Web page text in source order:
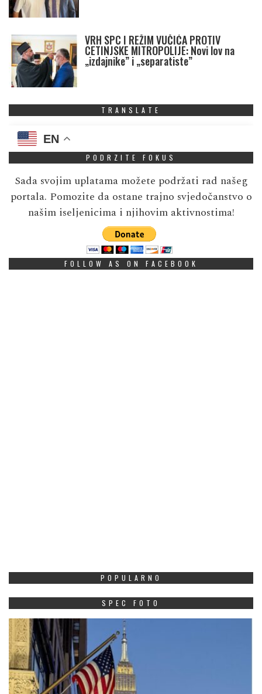
VRH SPC I REŽIM VUČIĆA PROTIV
CETINJSKE MITROPOLIJE: Novi lov na
„izdajnike” i „separatiste”
TRANSLATE
EN
PODRZITE FOKUS
Sada svojim uplatama možete podržati rad našeg
portala. Pomozite da ostane trajno svjedočanstvo o
našim iseljenicima i njihovim aktivnostima!
FOLLOW AS ON FACEBOOK
POPULARNO
SPEC FOTO